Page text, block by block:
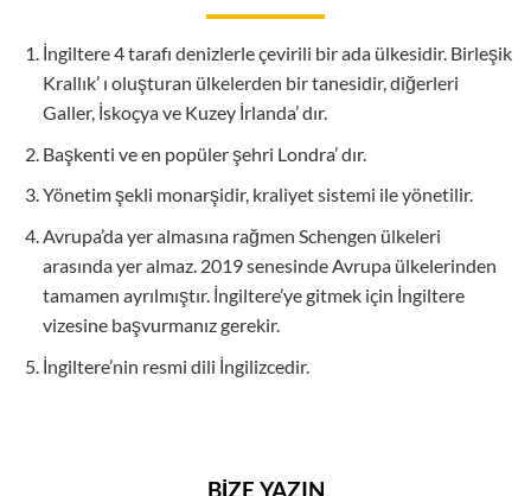
İngiltere 4 tarafı denizlerle çevirili bir ada ülkesidir. Birleşik
Krallık’ ı oluşturan ülkelerden bir tanesidir, diğerleri
Galler, İskoçya ve Kuzey İrlanda’ dır.
Başkenti ve en popüler şehri Londra’ dır.
Yönetim şekli monarşidir, kraliyet sistemi ile yönetilir.
Avrupa’da yer almasına rağmen Schengen ülkeleri
arasında yer almaz. 2019 senesinde Avrupa ülkelerinden
tamamen ayrılmıştır. İngiltere’ye gitmek için İngiltere
vizesine başvurmanız gerekir.
İngiltere’nin resmi dili İngilizcedir.
BİZE YAZIN